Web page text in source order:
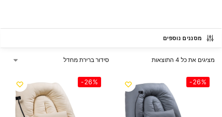
מסננים נוספים
מציגים את כל ⁦4⁩ התוצאות
-26%
-26%